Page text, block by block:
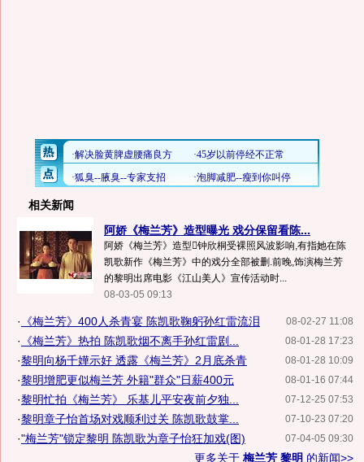
相关新闻
阿娇《梅兰芳》造型曝光 戏分保留看陈...
阿娇《梅兰芳》造型钟欣桐受裸照风波影响,有指她在陈
凯歌新作《梅兰芳》中的戏分全部被删.前晚,饰演梅兰芳
的黎明出席电影《江山美人》宣传活动时...
08-03-05 09:13
08-02-27 11:08
· 《梅兰芳》400人杀青宴 陈凯歌鞠躬孙红雷流泪
08-01-28 17:23
· 《梅兰芳》热拍 陈凯歌烟不离手孙红雷剧...
08-01-28 10:09
·黎明向杨千嬅示好 透露《梅兰芳》2月底杀青
08-01-16 07:44
·黎明增肥更似梅兰芳 外籍"群众"日薪400元
07-12-25 07:53
·黎明忙拍《梅兰芳》 乐基儿平安夜前夕独...
07-10-23 07:20
·黎明章子怡首场对戏顺利过关 陈凯歌鼓掌...
07-04-05 09:30
·"梅兰芳"锁定黎明 陈凯歌为章子怡狂加戏(图)
更多关于 梅兰芳 黎明 的新闻>>